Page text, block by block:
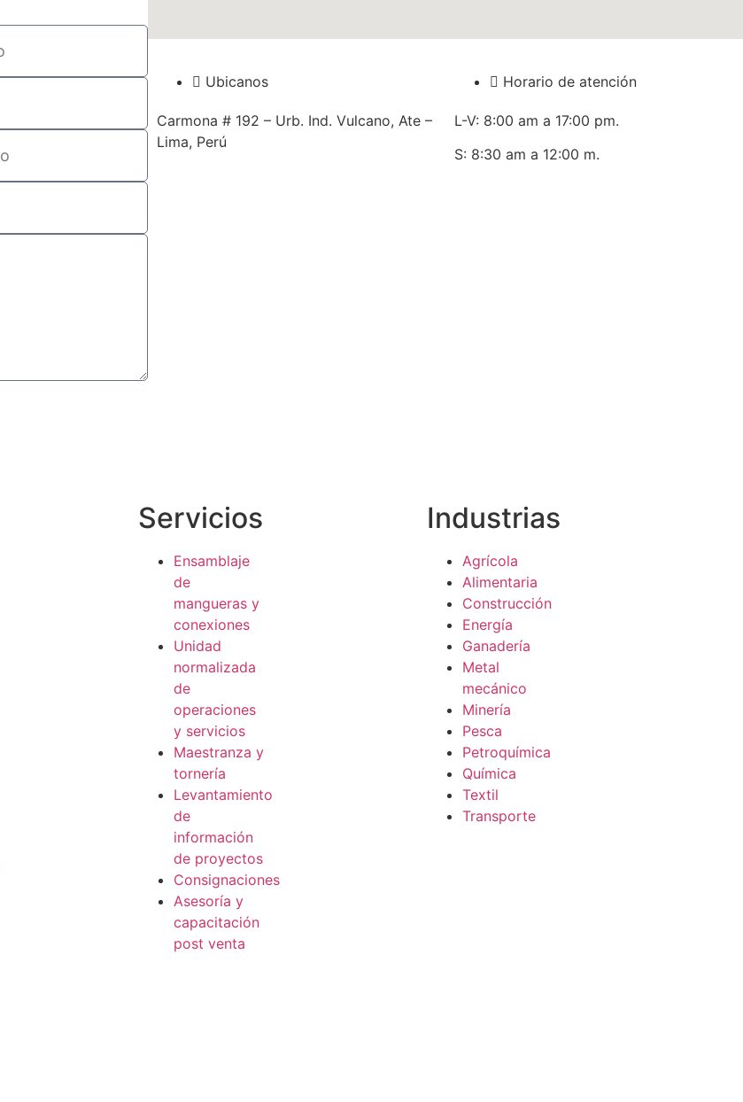
Ubicanos
Carmona # 192 – Urb. Ind. Vulcano, Ate –
Lima, Perú
Horario de atención
L-V: 8:00 am a 17:00 pm.
S: 8:30 am a 12:00 m.
Servicios
Ensamblaje
de
mangueras y
conexiones
Unidad
normalizada
de
operaciones
y servicios
Maestranza y
tornería
Levantamiento
de
información
de proyectos
Consignaciones
Asesoría y
capacitación
post venta
Industrias
Agrícola
Alimentaria
Construcción
Energía
Ganadería
Metal
mecánico
Minería
Pesca
Petroquímica
Química
Textil
Transporte